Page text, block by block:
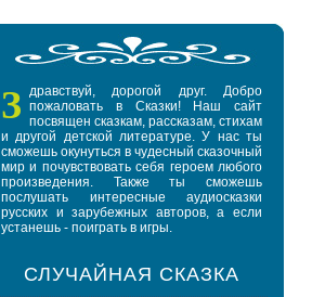
З дравствуй, дорогой друг. Добро
пожаловать в Сказки! Наш сайт
посвящен сказкам, рассказам, стихам
и другой детской литературе. У нас ты
сможешь окунуться в чудесный сказочный
мир и почувствовать себя героем любого
произведения. Также ты сможешь
послушать интересные аудиосказки
русских и зарубежных авторов, а если
устанешь - поиграть в игры.
СЛУЧАЙНАЯ СКАЗКА